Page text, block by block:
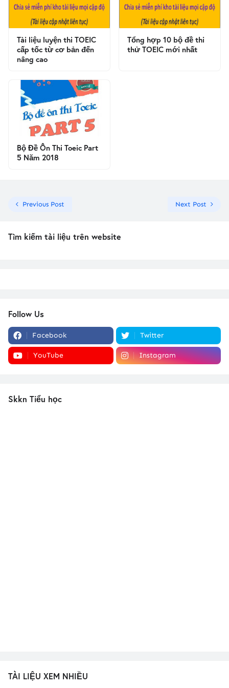
Tài liệu luyện thi TOEIC
cấp tốc từ cơ bản đến
nâng cao
Tổng hợp 10 bộ đề thi
thử TOEIC mới nhất
Bộ Đề Ôn Thi Toeic Part
5 Năm 2018
Previous Post Next Post
Tìm kiếm tài liệu trên website
Follow Us
Facebook Twitter
YouTube Instagram
Skkn Tiểu học
TÀI LIỆU XEM NHIỀU